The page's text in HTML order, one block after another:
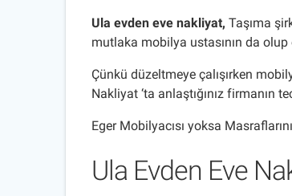
Ula evden eve nakliyat,Taşıma
mutlaka mobilya ustasının da olup
Çünkü düzeltmeye çalışırken
Nakliyat ‘ta anlaştığınız firmanın
Eger Mobilyacısı yoksa
Ula Evden Eve